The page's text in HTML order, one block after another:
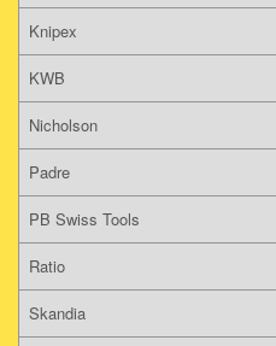
Knipex
KWB
Nicholson
Padre
PB Swiss Tools
Ratio
Skandia